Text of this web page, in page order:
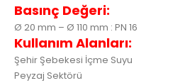
Basınç Değeri:
Ø 20 mm – Ø 110 mm : PN 16
Kullanım Alanları:
Şehir Şebekesi İçme Suyu
Peyzaj Sektörü